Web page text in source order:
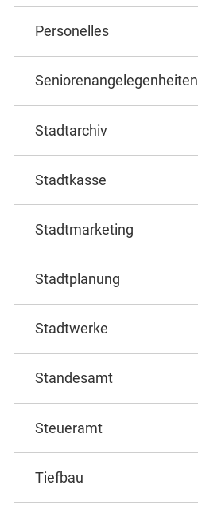
Personelles
Seniorenangelegenheiten
Stadtarchiv
Stadtkasse
Stadtmarketing
Stadtplanung
Stadtwerke
Standesamt
Steueramt
Tiefbau